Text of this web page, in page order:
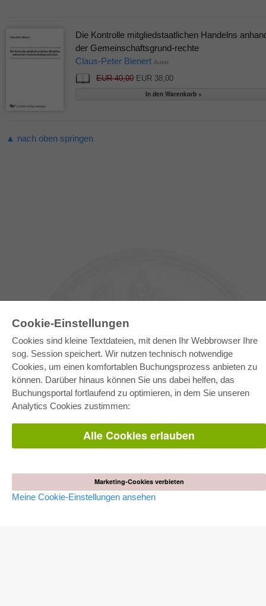
Cookie-Einstellungen
Cookies sind kleine Textdateien, mit denen Ihr Webbrowser Ihre
sog. Session speichert. Wir nutzen technisch notwendige
Cookies, um einen komfortablen Buchungsprozess anbieten zu
können. Darüber hinaus können Sie uns dabei helfen, das
Buchungsportal fortlaufend zu optimieren, in dem Sie unseren
Analytics Cookies zustimmen:
Alle Cookies erlauben
Marketing-Cookies verbieten
Meine Cookie-Einstellungen ansehen
Die Kontrolle mitgliedstaatlichen Handelns
der Gemeinschaftsgrund-rechte
Claus-Peter Bienert Autor
EUR 40,00EUR 38,00
▲ nach oben springen
E-COLLECTION
Gesamtpaket
Fachbereichspakete
Häufig gestellte Fragen (FAQ)
Versandkosten
AGB